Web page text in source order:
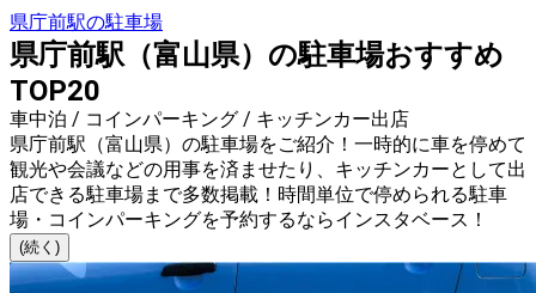
県庁前駅の駐車場
県庁前駅（富山県）の駐車場おすすめ
TOP20
車中泊 / コインパーキング / キッチンカー出店
県庁前駅（富山県）の駐車場をご紹介！一時的に車を停めて
観光や会議などの用事を済ませたり、キッチンカーとして出
店できる駐車場まで多数掲載！時間単位で停められる駐車
場・コインパーキングを予約するならインスタベース！
(続く)